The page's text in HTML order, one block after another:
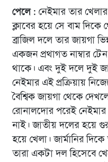
পেলে : নেইমার তার
ক্লাবের হয়ে সে বাম দিকে
ব্রাজিল দলে তার জায়গা
একজন প্রথাগত নাম্বার
থাকে। এবং দুই দলে দুই
নেইমার এই প্রক্রিয়ায়
বৈশ্বিক জায়গা থেকে
রোনালদোর পরেই
নাই। জাতীয় দলের হয়ে
হয়ে খেলা। জার্মানির
তারা একটা দল হিসেবে